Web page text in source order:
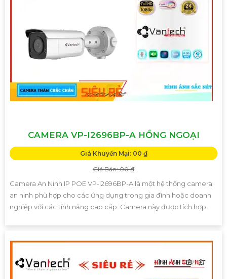
CAMERA VP-I2696BP-A HỒNG NGOẠI
Giá Khuyến Mại: 00 ₫
Giá Bán: 00 ₫
Camera An Ninh IP POE VP-i2696BP-A là một hệ thống camera
an ninh phù hợp cho các ứng dụng trong gia đình hoặc doanh
nghiệp với các tính năng cao cấp. Camera này được tích hợp...